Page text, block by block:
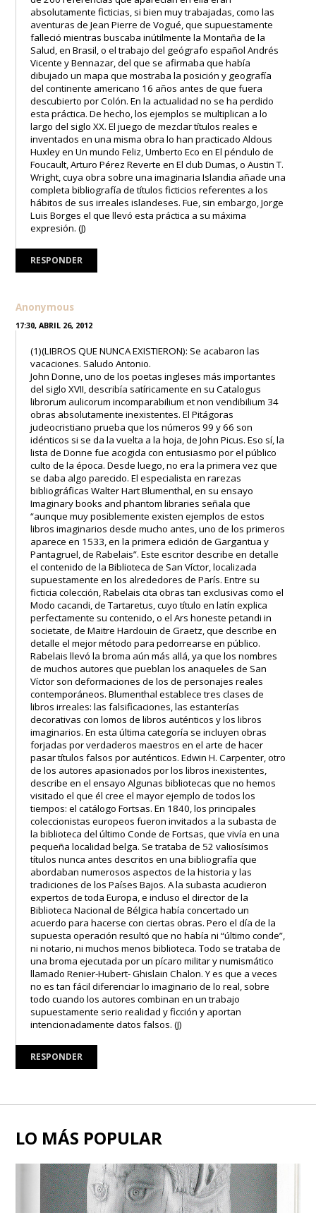
absolutamente ficticias, si bien muy trabajadas, como las
aventuras de Jean Pierre de Vogué, que supuestamente
falleció mientras buscaba inútilmente la Montaña de la
Salud, en Brasil, o el trabajo del geógrafo español Andrés
Vicente y Bennazar, del que se afirmaba que había
dibujado un mapa que mostraba la posición y geografía
del continente americano 16 años antes de que fuera
descubierto por Colón. En la actualidad no se ha perdido
esta práctica. De hecho, los ejemplos se multiplican a lo
largo del siglo XX. El juego de mezclar títulos reales e
inventados en una misma obra lo han practicado Aldous
Huxley en Un mundo Feliz, Umberto Eco en El péndulo de
Foucault, Arturo Pérez Reverte en El club Dumas, o Austin T.
Wright, cuya obra sobre una imaginaria Islandia añade una
completa bibliografía de títulos ficticios referentes a los
hábitos de sus irreales islandeses. Fue, sin embargo, Jorge
Luis Borges el que llevó esta práctica a su máxima
expresión. (J)
RESPONDER
Anonymous
17:30, ABRIL 26, 2012
(1)(LIBROS QUE NUNCA EXISTIERON): Se acabaron las
vacaciones. Saludo Antonio.
John Donne, uno de los poetas ingleses más importantes
del siglo XVII, describía satíricamente en su Catalogus
librorum aulicorum incomparabilium et non vendibilium 34
obras absolutamente inexistentes. El Pitágoras
judeocristiano prueba que los números 99 y 66 son
idénticos si se da la vuelta a la hoja, de John Picus. Eso sí, la
lista de Donne fue acogida con entusiasmo por el público
culto de la época. Desde luego, no era la primera vez que
se daba algo parecido. El especialista en rarezas
bibliográficas Walter Hart Blumenthal, en su ensayo
Imaginary books and phantom libraries señala que
“aunque muy posiblemente existen ejemplos de estos
libros imaginarios desde mucho antes, uno de los primeros
aparece en 1533, en la primera edición de Gargantua y
Pantagruel, de Rabelais”. Este escritor describe en detalle
el contenido de la Biblioteca de San Víctor, localizada
supuestamente en los alrededores de París. Entre su
ficticia colección, Rabelais cita obras tan exclusivas como el
Modo cacandi, de Tartaretus, cuyo título en latín explica
perfectamente su contenido, o el Ars honeste petandi in
societate, de Maitre Hardouin de Graetz, que describe en
detalle el mejor método para pedorrearse en público.
Rabelais llevó la broma aún más allá, ya que los nombres
de muchos autores que pueblan los anaqueles de San
Víctor son deformaciones de los de personajes reales
contemporáneos. Blumenthal establece tres clases de
libros irreales: las falsificaciones, las estanterías
decorativas con lomos de libros auténticos y los libros
imaginarios. En esta última categoría se incluyen obras
forjadas por verdaderos maestros en el arte de hacer
pasar títulos falsos por auténticos. Edwin H. Carpenter, otro
de los autores apasionados por los libros inexistentes,
describe en el ensayo Algunas bibliotecas que no hemos
visitado el que él cree el mayor ejemplo de todos los
tiempos: el catálogo Fortsas. En 1840, los principales
coleccionistas europeos fueron invitados a la subasta de
la biblioteca del último Conde de Fortsas, que vivía en una
pequeña localidad belga. Se trataba de 52 valiosísimos
títulos nunca antes descritos en una bibliografía que
abordaban numerosos aspectos de la historia y las
tradiciones de los Países Bajos. A la subasta acudieron
expertos de toda Europa, e incluso el director de la
Biblioteca Nacional de Bélgica había concertado un
acuerdo para hacerse con ciertas obras. Pero el día de la
supuesta operación resultó que no había ni “último conde”,
ni notario, ni muchos menos biblioteca. Todo se trataba de
una broma ejecutada por un pícaro militar y numismático
llamado Renier-Hubert- Ghislain Chalon. Y es que a veces
no es tan fácil diferenciar lo imaginario de lo real, sobre
todo cuando los autores combinan en un trabajo
supuestamente serio realidad y ficción y aportan
intencionadamente datos falsos. (J)
RESPONDER
LO MÁS POPULAR